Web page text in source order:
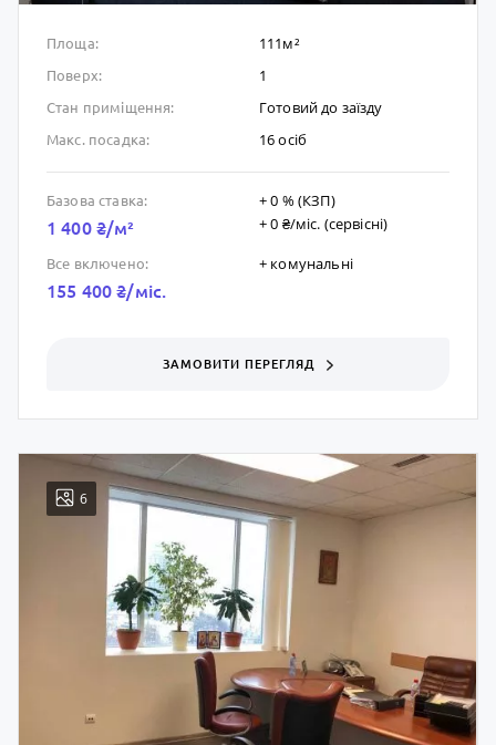
Площа: 111м²
Поверх: 1
Стан приміщення: Готовий до заïзду
Макс. посадка: 16 осіб
Базова ставка:
1 400 ₴/м²
+ 0 % (КЗП)
+ 0 ₴/мic. (сервісні)
Все включено:
155 400 ₴/мic.
+ комунальні
ЗАМОВИТИ ПЕРЕГЛЯД
6